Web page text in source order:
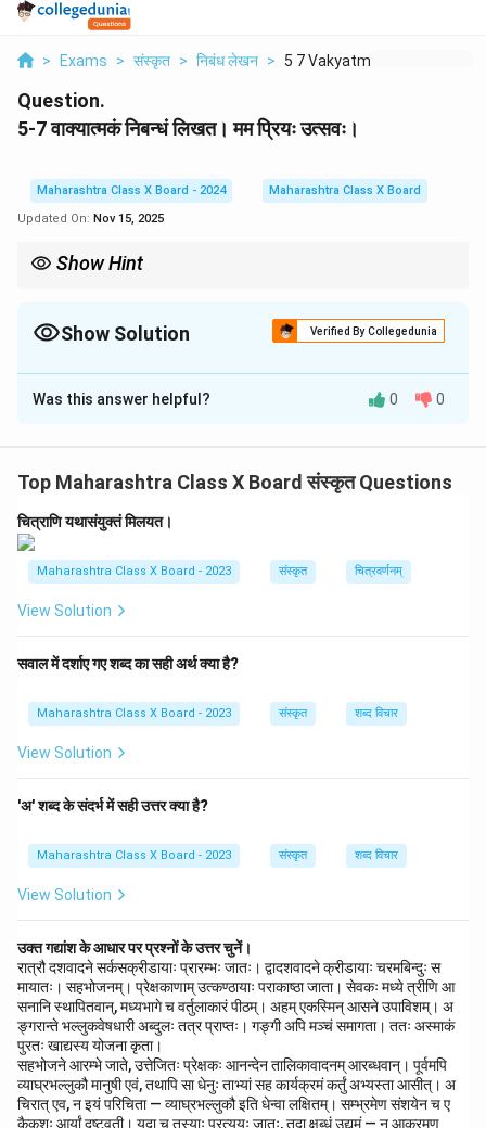
> Exams > संस्कृत > निबंध लेखन > 5 7 Vakyatmakam Niba...
Question.
5-7 वाक्यात्मकं निबन्धं लिखत। मम प्रियः उत्सवः।
Maharashtra Class X Board - 2024
Maharashtra Class X Board
Updated On: Nov 15, 2025
Show Hint
(While writing about a festival, describe its name, importance,
method of worship, and how people celebrate it. This makes the
Show Solution Verified By Collegedunia
Solution and Explanation
मम प्रियः उत्सवः
अयं उत्सवः भारतस्य प्रमुखः उत्सवः अस्ति।
दीपावलिः 'प्रकाशस्य उत्सवः' इति नाम्ना अपि ज्ञायते।
अस्मिन् दिने जनाः स्वगृहाणि स्वच्छानि कुर्वन्ति, दीपैः च
बालकाः स्फोटकानि स्फोटयन्ति, मिष्टान्नानि च खादन्ति।
अयं उत्सवः अन्धकारस्य उपरि प्रकाशस्य विजयं सूचयति।
Was this answer helpful? 0 0
Top Maharashtra Class X Board संस्कृत Questions
चित्राणि यथासंयुक्तं मिलयत।
Maharashtra Class X Board - 2023 संस्कृत चित्रवर्णनम्
View Solution
सवाल में दर्शाए गए शब्द का सही अर्थ क्या है?
Maharashtra Class X Board - 2023 संस्कृत शब्द विचार
View Solution
'अ' शब्द के संदर्भ में सही उत्तर क्या है?
Maharashtra Class X Board - 2023 संस्कृत शब्द विचार
View Solution
उक्त गद्यांश के आधार पर प्रश्नों के उत्तर चुनें।
रात्रौ दशवादने सर्कसक्रीडायाः प्रारम्भः जातः। द्वादशवादने क्रीडायाः चरमबिन्दुः स
मायातः। सहभोजनम्। प्रेक्षकाणाम् उत्कण्ठायाः पराकाष्ठा जाता। सेवकः मध्ये त्रीणि आ
सनानि स्थापितवान्, मध्यभागे च वर्तुलाकारं पीठम्। अहम् एकस्मिन् आसने उपाविशम्। अ
ङ्गरान्ते भल्लुकवेषधारी अब्दुलः तत्र प्राप्तः। गङ्गी अपि मञ्चं समागता। ततः अस्माकं
पुरतः खाद्यस्य योजना कृता।
सहभोजने आरम्भे जाते, उत्तेजितः प्रेक्षकः आनन्देन तालिकावादनम् आरब्धवान्। पूर्वमपि
व्याघ्रभल्लुकौ मानुषी एवं, तथापि सा धेनुः ताभ्यां सह कार्यक्रमं कर्तुं अभ्यस्ता आसीत्। अ
चिरात् एव, न इयं परिचिता — व्याघ्रभल्लुकौ इति धेन्वा लक्षितम्। सम्भ्रमेण संशयेन च ए
कैकशः आर्यां दृष्टवती। यदा च तस्याः प्रत्ययः जातः, तदा क्षुब्धं उद्यमं — न आक्रमण